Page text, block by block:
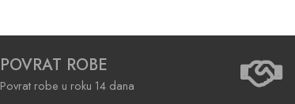
POVRAT ROBE
Povrat robe u roku 14 dana